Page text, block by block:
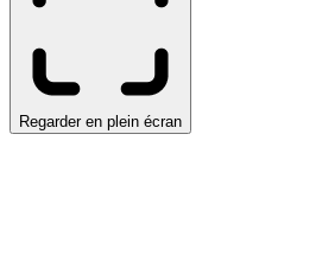
Regarder en plein écran